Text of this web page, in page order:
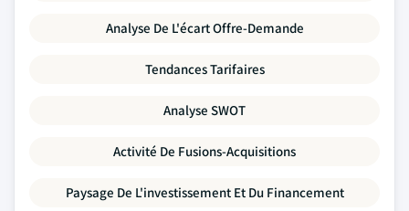
Analyse De L'écart Offre-Demande
Tendances Tarifaires
Analyse SWOT
Activité De Fusions-Acquisitions
Paysage De L'investissement Et Du Financement